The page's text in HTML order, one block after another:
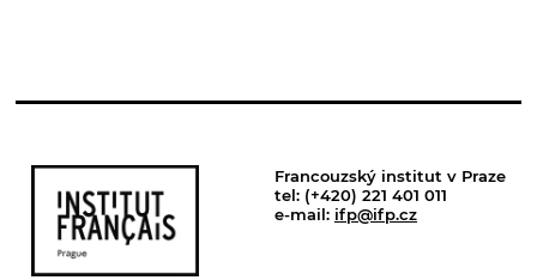
Francouzský institut v Praze
tel: (+420) 221 401 011
e-mail: ifp@ifp.cz